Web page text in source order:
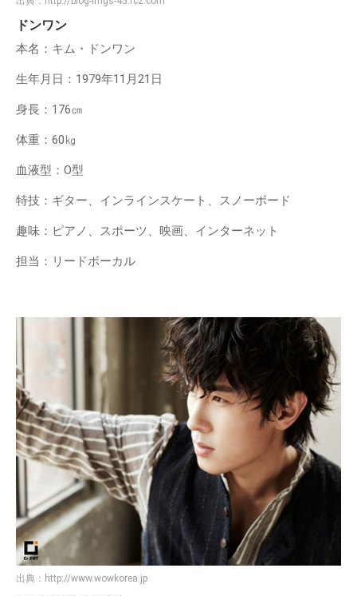
ドンワン
本名：キム・ドンワン
生年月日：1979年11月21日
身長：176㎝
体重：60㎏
血液型：O型
特技：ギター、インラインスケート、スノーボード
趣味：ピアノ、スポーツ、映画、インターネット
担当：リードボーカル
出典： http://www.wowkorea.jp